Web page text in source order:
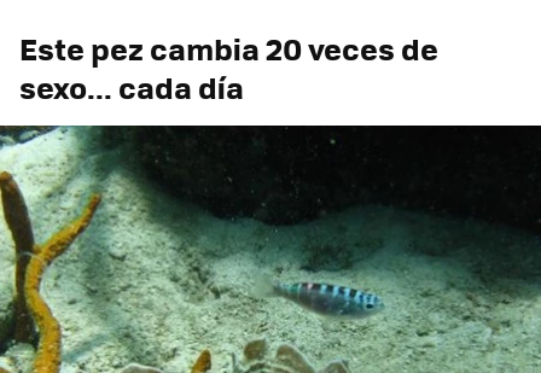
Este pez cambia 20 veces de
sexo... cada día